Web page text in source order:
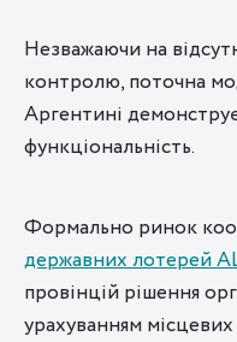
Незважаючи на
контролю, поточна
Аргентині
функціональність.
Формально ринок
державних лотерей
провінцій рішення
урахуванням